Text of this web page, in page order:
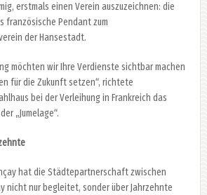
erstmals einen Verein auszuzeichnen: die
französische Pendant zum
der Hansestadt.
möchten wir Ihre Verdienste sichtbar machen
für die Zukunft setzen“, richtete
bei der Verleihung in Frankreich das
„Jumelage“.
hat die Städtepartnerschaft zwischen
nicht nur begleitet, sonder über Jahrzehnte